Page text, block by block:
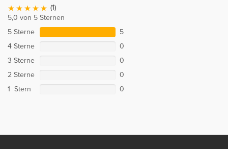
(1)
5,0 von 5 Sternen
5 Sterne
5
4 Sterne
0
3 Sterne
0
2 Sterne
0
1 Stern
0